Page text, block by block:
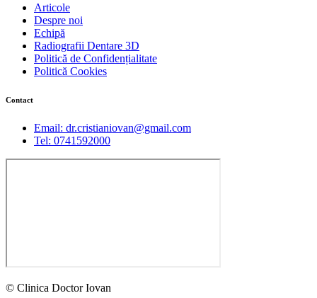
Articole
Despre noi
Echipă
Radiografii Dentare 3D
Politică de Confidențialitate
Politică Cookies
Contact
Email: dr.cristianiovan@gmail.com
Tel: 0741592000
© Clinica Doctor Iovan